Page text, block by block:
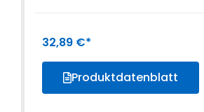
32,89 €
Produktdatenblatt